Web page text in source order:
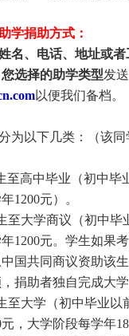
学捐助方式：
名、电话、地址或者
选择的助学类型发
以便我们备档。
为以下几类：（该
至高中毕业（初中毕
1200元）。
至大学商议（初中毕
1200元。 学生如果
国共同商议资助该
捐助者独自完成大学
至大学（初中毕业以
，大学阶段每学年